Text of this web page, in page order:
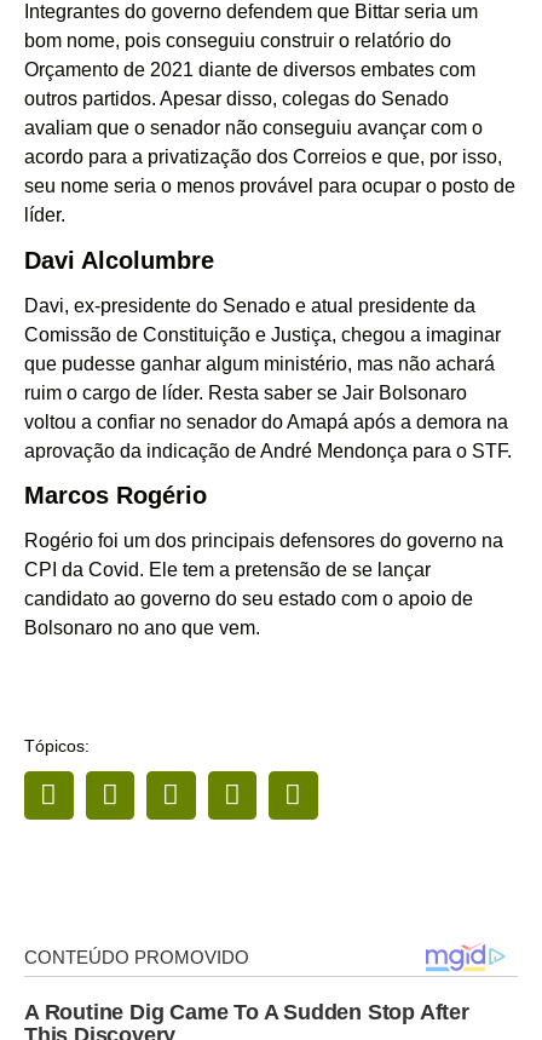
Integrantes do governo defendem que Bittar seria um
bom nome, pois conseguiu construir o relatório do
Orçamento de 2021 diante de diversos embates com
outros partidos. Apesar disso, colegas do Senado
avaliam que o senador não conseguiu avançar com o
acordo para a privatização dos Correios e que, por isso,
seu nome seria o menos provável para ocupar o posto de
líder.
Davi Alcolumbre
Davi, ex-presidente do Senado e atual presidente da
Comissão de Constituição e Justiça, chegou a imaginar
que pudesse ganhar algum ministério, mas não achará
ruim o cargo de líder. Resta saber se Jair Bolsonaro
voltou a confiar no senador do Amapá após a demora na
aprovação da indicação de André Mendonça para o STF.
Marcos Rogério
Rogério foi um dos principais defensores do governo na
CPI da Covid. Ele tem a pretensão de se lançar
candidato ao governo do seu estado com o apoio de
Bolsonaro no ano que vem.
Tópicos: